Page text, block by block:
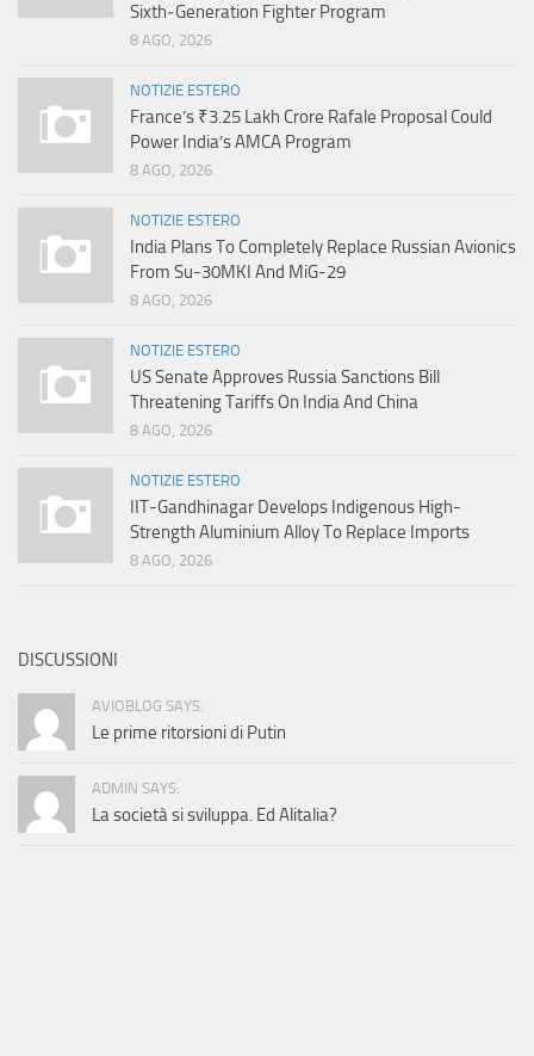
Sixth‑Generation Fighter Program
8 AGO, 2026
NOTIZIE ESTERO
France’s ₹3.25 Lakh Crore Rafale Proposal Could
Power India’s AMCA Program
8 AGO, 2026
NOTIZIE ESTERO
India Plans To Completely Replace Russian Avionics
From Su-30MKI And MiG-29
8 AGO, 2026
NOTIZIE ESTERO
US Senate Approves Russia Sanctions Bill
Threatening Tariffs On India And China
8 AGO, 2026
NOTIZIE ESTERO
IIT-Gandhinagar Develops Indigenous High-
Strength Aluminium Alloy To Replace Imports
8 AGO, 2026
DISCUSSIONI
AVIOBLOG SAYS:
Le prime ritorsioni di Putin
ADMIN SAYS:
La società si sviluppa. Ed Alitalia?